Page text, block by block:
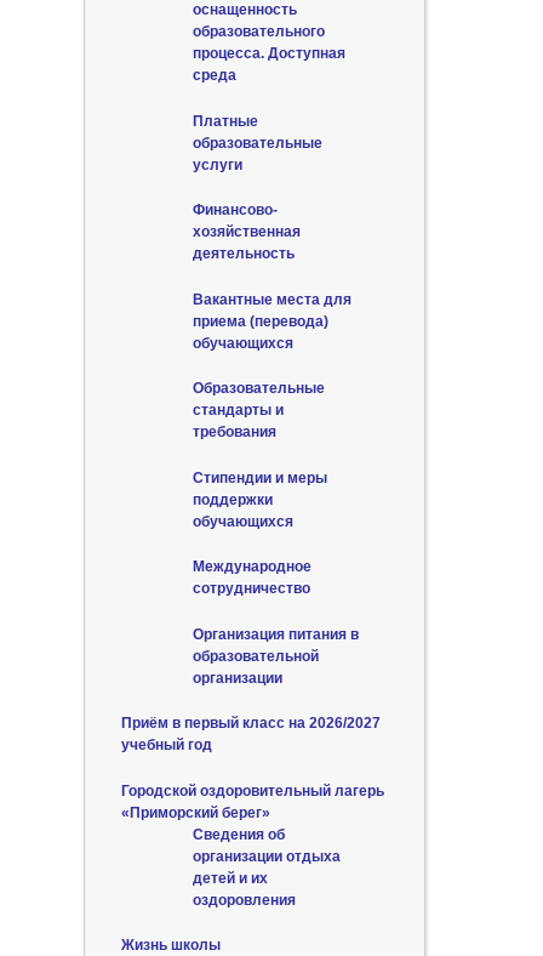
оснащенность
образовательного
процесса. Доступная
среда
Платные
образовательные
услуги
Финансово-
хозяйственная
деятельность
Вакантные места для
приема (перевода)
обучающихся
Образовательные
стандарты и
требования
Стипендии и меры
поддержки
обучающихся
Международное
сотрудничество
Организация питания в
образовательной
организации
Приём в первый класс на 2026/2027
учебный год
Городской оздоровительный лагерь
«Приморский берег»
Сведения об
организации отдыха
детей и их
оздоровления
Жизнь школы